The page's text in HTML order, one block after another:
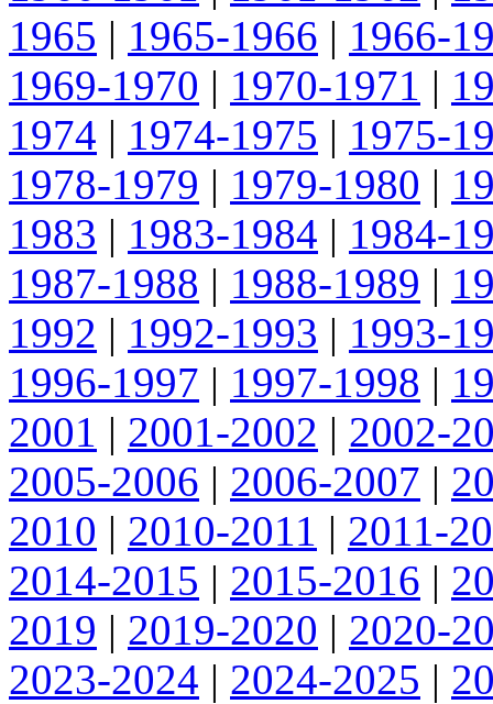
1965 | 1965-1966 | 1966-
1969-1970 | 1970-1971 |
1974 | 1974-1975 | 1975-
1978-1979 | 1979-1980 |
1983 | 1983-1984 | 1984-
1987-1988 | 1988-1989 |
1992 | 1992-1993 | 1993-
1996-1997 | 1997-1998 |
2001 | 2001-2002 | 2002-
2005-2006 | 2006-2007 |
2010 | 2010-2011 | 2011-
2014-2015 | 2015-2016 |
2019 | 2019-2020 | 2020-
2023-2024 | 2024-2025 |